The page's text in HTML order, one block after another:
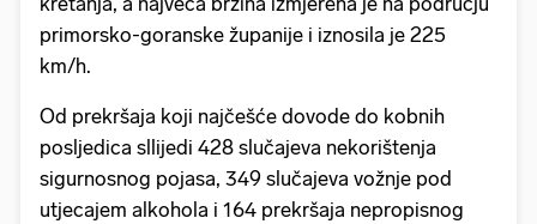
primorsko-goranske županije i iznosila je 225
km/h.
Od prekršaja koji najčešće dovode do kobnih
posljedica sllijedi 428 slučajeva nekorištenja
sigurnosnog pojasa, 349 slučajeva vožnje pod
utjecajem alkohola i 164 prekršaja nepropisnog